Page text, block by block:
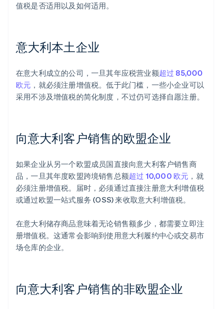
值税是否适用以及如何适用。
意大利本土企业
在意大利成立的公司，一旦其年应税营业额超过 85,000
欧元 ，就必须注册增值税。低于此门槛，一些小企业可以
采用不涉及增值税的简化制度，不过仍可选择自愿注册。
向意大利客户销售的欧盟企业
如果企业从另一个欧盟成员国直接向意大利客户销售商
品，一旦其年度欧盟跨境销售总额超过 10,000 欧元 ，就
必须注册增值税。届时，必须通过直接注册意大利增值税
或通过欧盟一站式服务 (OSS) 来收取意大利增值税。
在意大利储存商品意味着无论销售额多少，都需要立即注
册增值税。这通常会影响到使用意大利履约中心或交易市
场仓库的企业。
向意大利客户销售的非欧盟企业